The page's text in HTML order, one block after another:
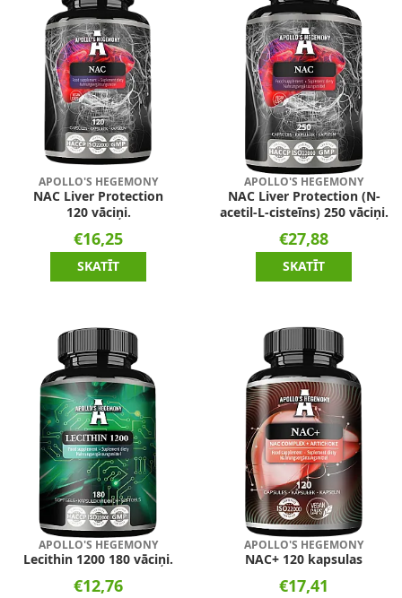
APOLLO'S HEGEMONY
NAC Liver Protection
120 vāciņi.
€16,25
SKATĪT
APOLLO'S HEGEMONY
NAC Liver Protection (N-
acetil-L-cisteīns) 250 vāciņi.
€27,88
SKATĪT
APOLLO'S HEGEMONY
Lecithin 1200 180 vāciņi.
€12,76
APOLLO'S HEGEMONY
NAC+ 120 kapsulas
€17,41